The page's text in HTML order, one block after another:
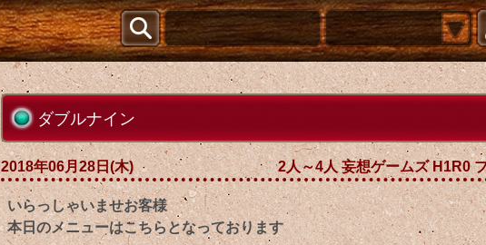
ダブルナイン
2018年06月28日(木) 2人～4人 妄想ゲームズ H1R0
いらっしゃいませお客様
本日のメニューはこちらとなっております